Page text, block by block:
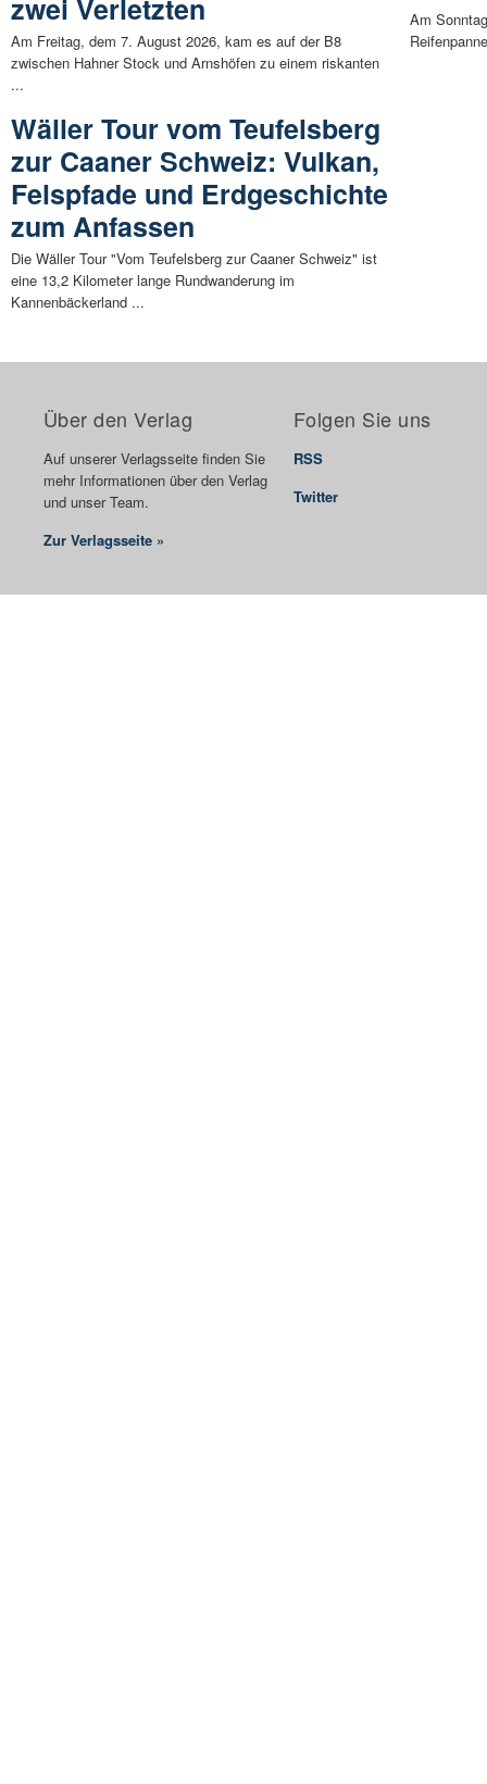
zwei Verletzten
Am Freitag, dem 7. August 2026, kam es auf der B8
zwischen Hahner Stock und Arnshöfen zu einem riskanten
...
Wäller Tour vom Teufelsberg
zur Caaner Schweiz: Vulkan,
Felspfade und Erdgeschichte
zum Anfassen
Die Wäller Tour "Vom Teufelsberg zur Caaner Schweiz" ist
eine 13,2 Kilometer lange Rundwanderung im
Kannenbäckerland ...
Am
Über den Verlag
Auf unserer Verlagsseite finden Sie
mehr Informationen über den Verlag
und unser Team.
Zur Verlagsseite »
Folgen Sie uns
RSS
Twitter